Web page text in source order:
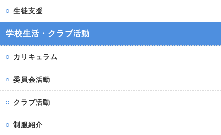
生徒支援
学校生活・クラブ活動
カリキュラム
委員会活動
クラブ活動
制服紹介